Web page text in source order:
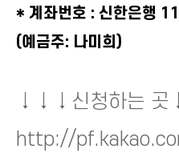
* 계좌번호 : 신한은행
(예금주: 나미희)
↓↓↓신청하는
http://